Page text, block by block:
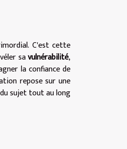
C'est cette
savulnérabilité,
la confiance de
repose sur une
sujet tout au long